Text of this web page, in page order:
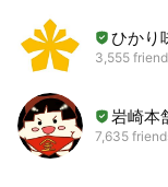
ひかり
3,555
岩崎本
7,635